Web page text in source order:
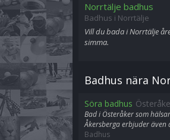
Norrtälje badhus
Badhus i Norrtälje
Vill du bada i Norrtälje
simma.
Badhus nära
Söra badhus
Bad i Österåker som
Åkersberga erbjuder
Badhus